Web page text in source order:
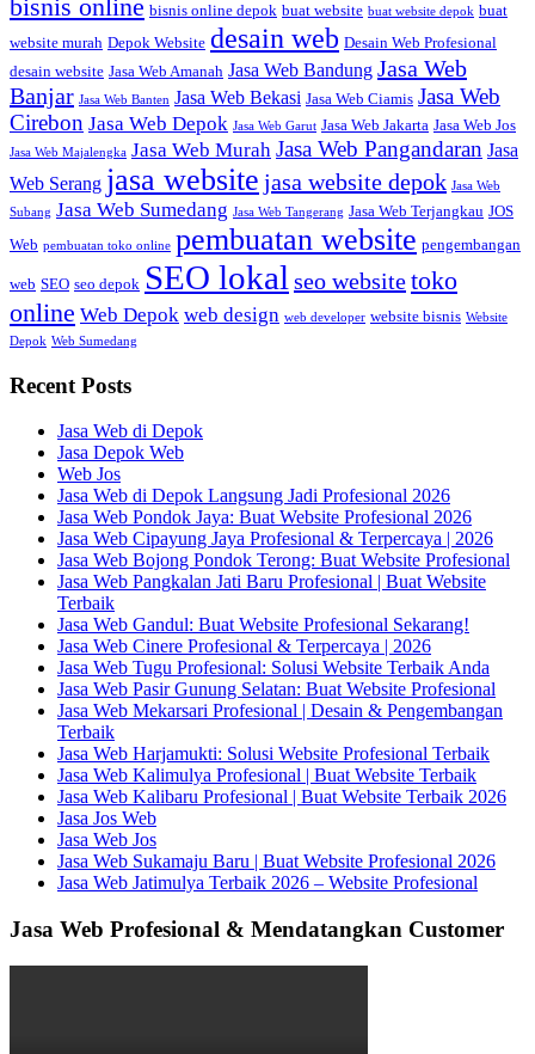
bisnis online bisnis online depok buat website buat website depok buat
website murah Depok Website desain web Desain Web Profesional
desain website Jasa Web Amanah Jasa Web Bandung Jasa Web
Banjar Jasa Web Banten Jasa Web Bekasi Jasa Web Ciamis Jasa Web
Cirebon Jasa Web Depok Jasa Web Garut Jasa Web Jakarta Jasa Web Jos
Jasa Web Majalengka Jasa Web Murah Jasa Web Pangandaran Jasa
Web Serang jasa website jasa website depok Jasa Web
Subang Jasa Web Sumedang Jasa Web Tangerang Jasa Web Terjangkau JOS
Web pembuatan toko online pembuatan website pengembangan
web SEO seo depok SEO lokal seo websitetoko
online Web Depok web design web developer website bisnis Website
Depok Web Sumedang
Recent Posts
Jasa Web di Depok
Jasa Depok Web
Web Jos
Jasa Web di Depok Langsung Jadi Profesional 2026
Jasa Web Pondok Jaya: Buat Website Profesional 2026
Jasa Web Cipayung Jaya Profesional & Terpercaya | 2026
Jasa Web Bojong Pondok Terong: Buat Website Profesional
Jasa Web Pangkalan Jati Baru Profesional | Buat Website
Terbaik
Jasa Web Gandul: Buat Website Profesional Sekarang!
Jasa Web Cinere Profesional & Terpercaya | 2026
Jasa Web Tugu Profesional: Solusi Website Terbaik Anda
Jasa Web Pasir Gunung Selatan: Buat Website Profesional
Jasa Web Mekarsari Profesional | Desain & Pengembangan
Terbaik
Jasa Web Harjamukti: Solusi Website Profesional Terbaik
Jasa Web Kalimulya Profesional | Buat Website Terbaik
Jasa Web Kalibaru Profesional | Buat Website Terbaik 2026
Jasa Jos Web
Jasa Web Jos
Jasa Web Sukamaju Baru | Buat Website Profesional 2026
Jasa Web Jatimulya Terbaik 2026 – Website Profesional
Jasa Web Profesional & Mendatangkan Customer